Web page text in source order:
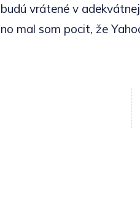
budú vrátené v
no mal som pocit, že